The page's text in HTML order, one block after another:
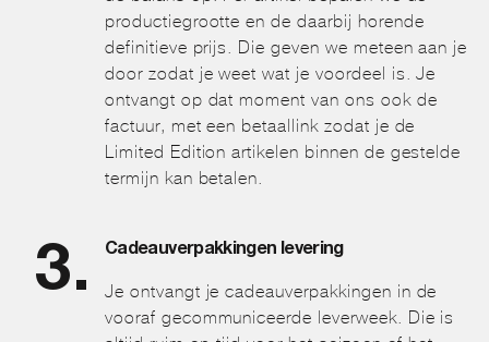
productiegrootte en de daarbij horende
definitieve prijs. Die geven we meteen aan je
door zodat je weet wat je voordeel is. Je
ontvangt op dat moment van ons ook de
factuur, met een betaallink zodat je de
Limited Edition artikelen binnen de gestelde
termijn kan betalen.
Cadeauverpakkingen levering
Je ontvangt je cadeauverpakkingen in de
vooraf gecommuniceerde leverweek. Die is